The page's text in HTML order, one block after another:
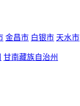
金昌市 白银市 天水市
甘南藏族自治州